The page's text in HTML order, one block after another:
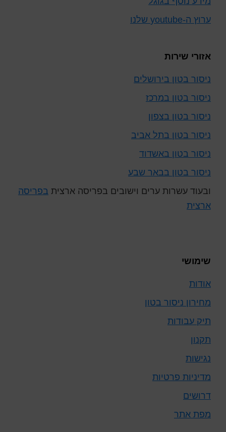
ערוץ ה-youtube שלנו
אזורי שירות
ניסור בטון בירושלים
ניסור בטון במרכז
ניסור בטון בצפון
ניסור בטון בתל אביב
ניסור בטון באשדוד
ניסור בטון בבאר שבע
ובעוד עשרות ערים וישובים בפריסה ארצית בפריסה
ארצית
שימושי
אודות
מחירון ניסור בטון
תיק עבודות
תקנון
נגישות
מדיניות פרטיות
דרושים
מפת אתר